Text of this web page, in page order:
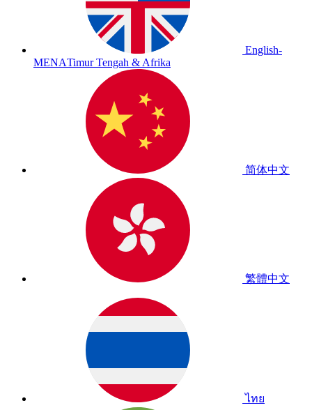
English-
MENATimur Tengah & Afrika
简体中文
繁體中文
ไทย